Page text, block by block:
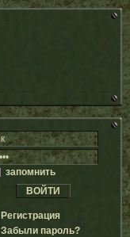
запомнить
Регистрация
Забыли пароль?